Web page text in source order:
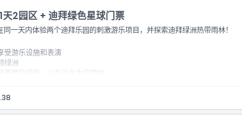
2园区 + 迪拜绿色星球门票
一天内体验两个迪拜乐园的刺激游乐项目，并探索迪拜绿洲热带雨林！
受游乐设施和表演
绿洲
葱的绿植，以及活生生的雨林